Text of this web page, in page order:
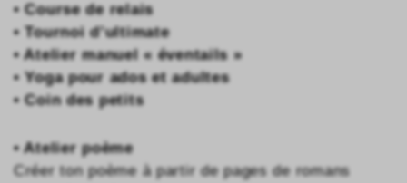
• Course de relais
• Tournoi d’ultimate
• Atelier manuel « éventails »
• Yoga pour ados et adultes
• Coin des petits
• Atelier poème
Créer ton poème à partir de pages de romans